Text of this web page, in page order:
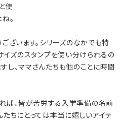
使
。
ざいます。シリーズのなかでも特
イズのスタンプを使い分けられるの
し、ママさんたちも他のことに時間
ば、皆が苦労する入学準備の名前
ちにとっては本当に嬉しいアイテ